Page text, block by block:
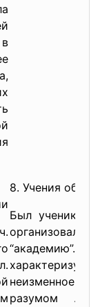
8. Учения об
Был учеником
организовал
характеризует
неизменное,
разумом .